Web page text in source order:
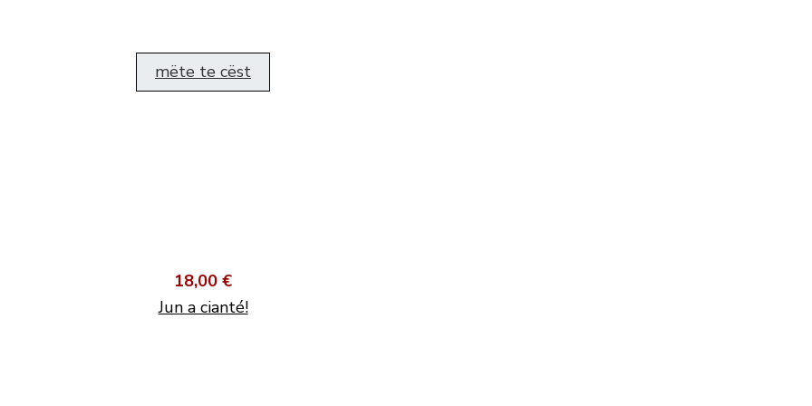
mëte te cëst
18,00 €
Jun a cianté!